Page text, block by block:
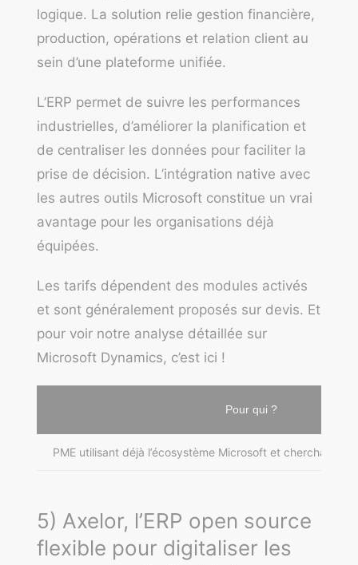
logique. La solution relie gestion financière,
production, opérations et relation client au
sein d’une plateforme unifiée.
L’ERP permet de suivre les performances
industrielles, d’améliorer la planification et
de centraliser les données pour faciliter la
prise de décision. L’intégration native avec
les autres outils Microsoft constitue un vrai
avantage pour les organisations déjà
équipées.
Les tarifs dépendent des modules activés
et sont généralement proposés sur devis. Et
pour voir notre analyse détaillée sur
Microsoft Dynamics, c’est ici !
Pour qui ?
PME utilisant déjà l’écosystème Microsoft et cherchant
5) Axelor, l’ERP open source
flexible pour digitaliser les